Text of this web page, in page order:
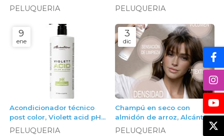
champú, litro
PELUQUERIA PELUQUERIA
9
ene
Acondicionador técnico
post color, Violett acid pH
restore acondicionador,
PELUQUERIA
3
dic
Champú en seco con
almidón de arroz, Alcántara
Cosmética
PELUQUERIA